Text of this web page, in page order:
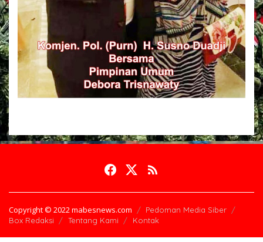
Copyright © 2022 mabesnews.com
Pedoman Media Siber
Box Redaksi
Tentang Kami Kontak